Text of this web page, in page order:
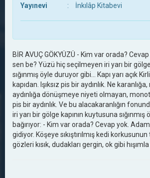
Yayınevi
: İnkılâp Kitabevi
BİR AVUÇ GÖKYÜZÜ - Kim var orada?
sen be? Yüzü hiç seçilmeyen iri yarı bir
sığınmış öyle duruyor gibi... Kapı yarı açık
kapıdan. Işıksız pis bir aydınlık. Ne
aydınlığa dönüşmeye niyeti olmayan,
pis bir aydınlık. Ve bu alacakaranlığın
iri yarı bir gölge kapının kuytusuna
bağırıyor: - Kim var orada? Cevap yok.
gidiyor. Köşeye sıkıştırılmış kedi
gözleri kısık, dudakları gergin, ok gibi hışımla